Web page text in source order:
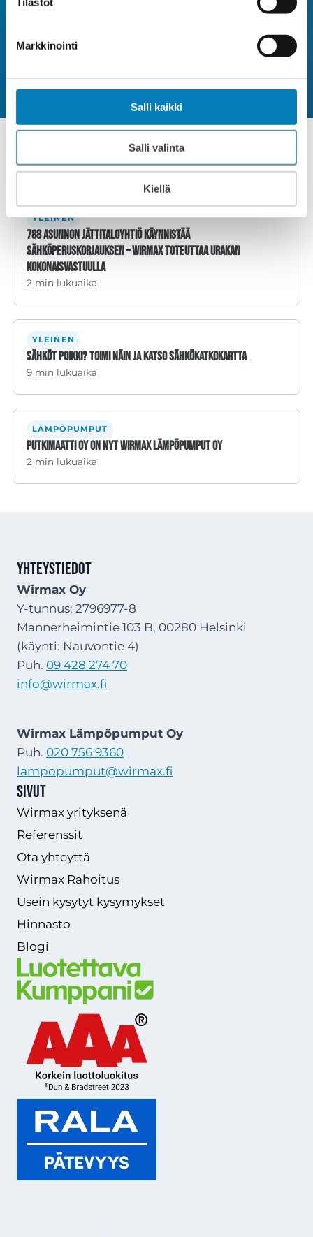
Markkinointi
Salli kaikki
Salli valinta
Kiellä
aurinkoenergiaratkaisut samasta paikasta.
Lue myös
YLEINEN
788 asunnon jättitaloyhtiö käynnistää
sähköperuskorjauksen – Wirmax toteuttaa urakan
kokonaisvastuulla
2 min lukuaika
YLEINEN
Sähköt poikki? Toimi näin ja katso sähkökatkokartta
9 min lukuaika
LÄMPÖPUMPUT
Putkimaatti Oy on nyt Wirmax Lämpöpumput Oy
2 min lukuaika
Yhteystiedot
Wirmax Oy
Y-tunnus: 2796977-8
Mannerheimintie 103 B, 00280 Helsinki
(käynti: Nauvontie 4)
Puh. 09 428 274 70
info@wirmax.fi
Wirmax Lämpöpumput Oy
Puh. 020 756 9360
lampopumput@wirmax.fi
Sivut
Wirmax yrityksenä
Referenssit
Ota yhteyttä
Wirmax Rahoitus
Usein kysytyt kysymykset
Hinnasto
Blogi